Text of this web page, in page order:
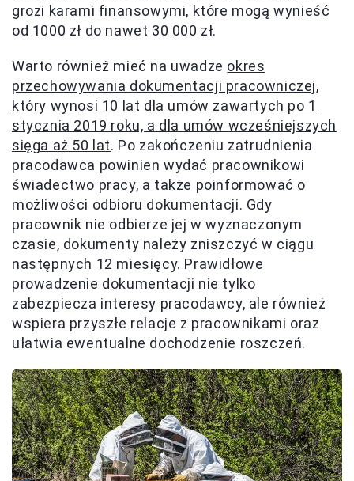
grozi karami finansowymi, które mogą wynieść
od 1000 zł do nawet 30 000 zł.
Warto również mieć na uwadze okres
przechowywania dokumentacji pracowniczej,
który wynosi 10 lat dla umów zawartych po 1
stycznia 2019 roku, a dla umów wcześniejszych
sięga aż 50 lat. Po zakończeniu zatrudnienia
pracodawca powinien wydać pracownikowi
świadectwo pracy, a także poinformować o
możliwości odbioru dokumentacji. Gdy
pracownik nie odbierze jej w wyznaczonym
czasie, dokumenty należy zniszczyć w ciągu
następnych 12 miesięcy. Prawidłowe
prowadzenie dokumentacji nie tylko
zabezpiecza interesy pracodawcy, ale również
wspiera przyszłe relacje z pracownikami oraz
ułatwia ewentualne dochodzenie roszczeń.